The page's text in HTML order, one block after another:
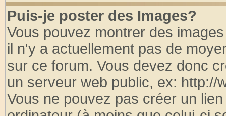
Puis-je poster des Images?
Vous pouvez montrer des
il n'y a actuellement pas de
sur ce forum. Vous devez donc
un serveur web public, ex: http://
Vous ne pouvez pas créer un